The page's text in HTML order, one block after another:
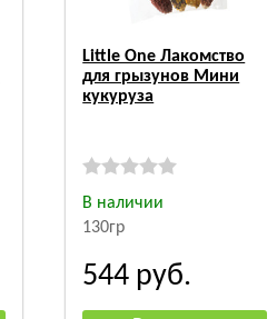
Little One Лакомство
для грызунов Мини
кукуруза
В наличии
130гр
544 руб.